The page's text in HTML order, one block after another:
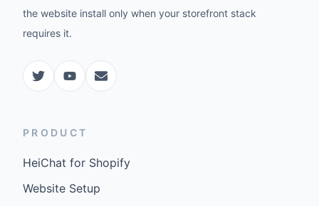
the website install only when your storefront stack
requires it.
PRODUCT
HeiChat for Shopify
Website Setup